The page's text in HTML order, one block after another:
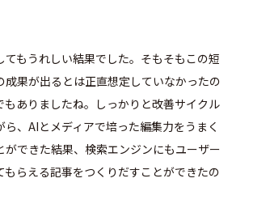
てもうれしい結果でした。そもそもこの短
成果が出るとは正直想定していなかったの
もありましたね。しっかりと改善サイクル
ら、AIとメディアで培った編集力をうまく
ができた結果、検索エンジンにもユーザー
もらえる記事をつくりだすことができたの